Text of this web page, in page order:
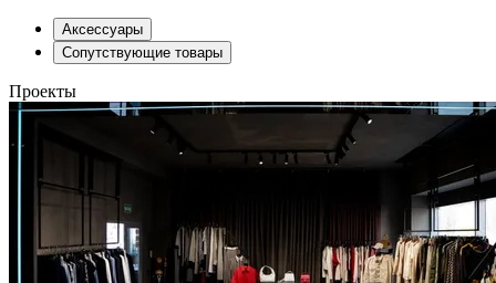
Аксессуары
Сопутствующие товары
Проекты